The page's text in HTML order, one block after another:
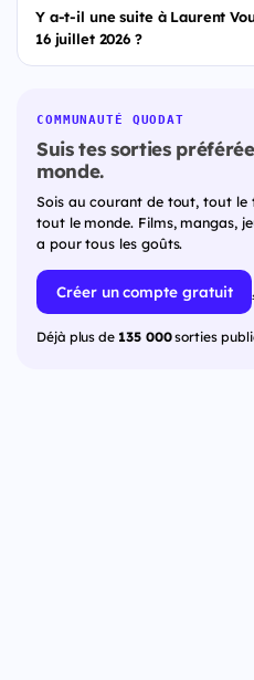
Y a-t-il une suite à Laurent
16 juillet 2026 ?
COMMUNAUTÉ QUODAT
Suis tes sorties
monde.
Sois au courant de tout, tout le
tout le monde. Films, mangas,
a pour tous les goûts.
Créer un compte gratuit
Déjà plus de 135 000sorties